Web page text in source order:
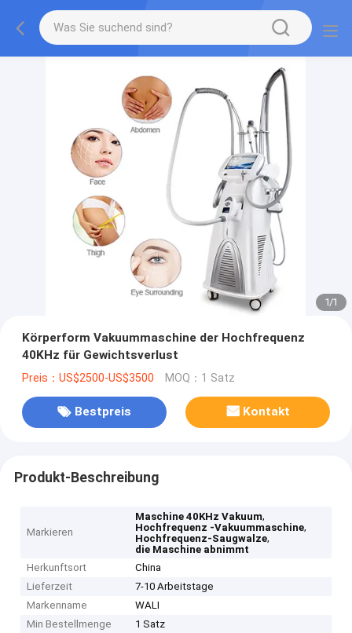
1/1
Körperform Vakuummaschine der Hochfrequenz
40KHz für Gewichtsverlust
Preis：US$2500-US$3500 MOQ：1 Satz
Bestpreis Kontakt
Produkt-Beschreibung
Markieren
Maschine 40KHz Vakuum,
Hochfrequenz -Vakuummaschine,
Hochfrequenz-Saugwalze,
die Maschine abnimmt
Herkunftsort
China
Lieferzeit
7-10 Arbeitstage
Markenname
WALI
Min Bestellmenge
1 Satz